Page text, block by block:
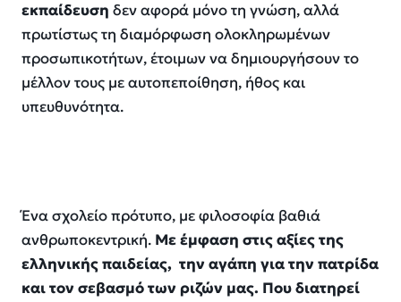
εκπαίδευση δεν αφορά μόνο τη γνώση, αλλά
πρωτίστως τη διαμόρφωση ολοκληρωμένων
προσωπικοτήτων,έτοιμων να δημιουργήσουν το
μέλλον τους με αυτοπεποίθηση, ήθος και
υπευθυνότητα.
Ένα σχολείο πρότυπο, με φιλοσοφία βαθιά
ανθρωποκεντρική. Με έμφαση στις αξίες της
ελληνικής παιδείας, την αγάπη για την πατρίδα
και τον σεβασμό των ριζών μας. Που διατηρεί